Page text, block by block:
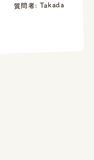
質問者: Takada